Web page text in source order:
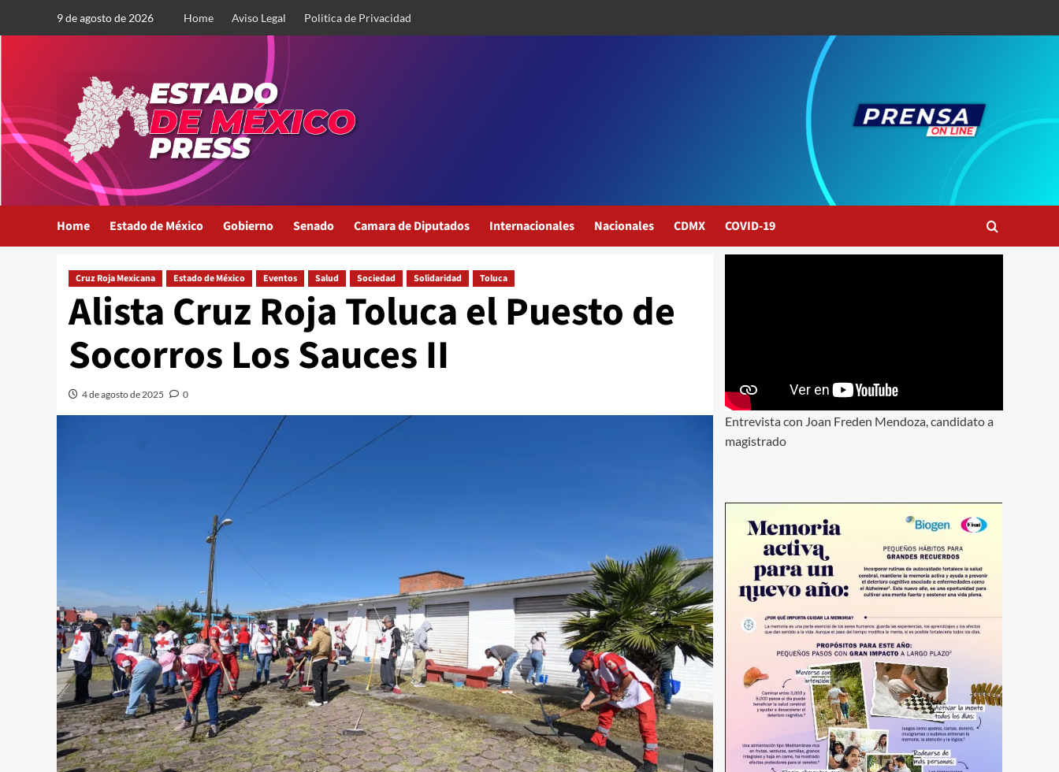
9 de agosto de 2026 Home Aviso Legal Politica de Privacidad
Home Estado de México Gobierno Senado Camara de Diputados Internacionales Nacionales CDMX COVID-19
Cruz Roja Mexicana Estado de México Eventos Salud Sociedad Solidaridad Toluca
Alista Cruz Roja Toluca el Puesto de
Socorros Los Sauces II
4 de agosto de 2025 0
Entrevista con Joan Freden Mendoza, candidato a
magistrado